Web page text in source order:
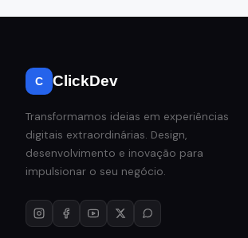
C ClickDev
Transformamos ideias em experiências
digitais extraordinárias. Design,
desenvolvimento e inovação para
impulsionar o seu negócio.